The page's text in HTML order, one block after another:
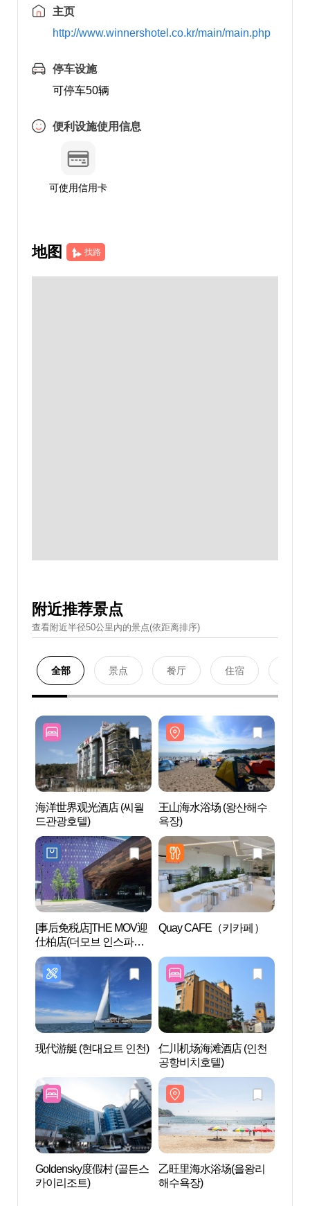
主页
http://www.winnershotel.co.kr/main/main.php
停车设施
可停车50辆
便利设施使用信息
可使用信用卡
地图 找路
附近推荐景点
查看附近半径50公里內的景点(依距离排序)
全部 景点 餐厅 住宿
海洋世界观光酒店 (씨월
드관광호텔)
王山海水浴场 (왕산해수
욕장)
[事后免税店]THE MOV迎
仕柏店(더모브 인스파이
어점)
Quay CAFE（키카페）
现代游艇 (현대요트 인천)
仁川机场海滩酒店 (인천
공항비치호텔)
Goldensky度假村 (골든스
카이리조트)
乙旺里海水浴场(을왕리
해수욕장)